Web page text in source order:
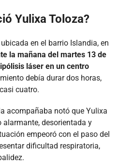
Yulixa Toloza?
en el barrio Islandia, en
la mañana del martes 13 de
láser en un centro
debía durar dos horas,
cuatro.
acompañaba notó que Yulixa
alarmante, desorientada y
empeoró con el paso del
dificultad respiratoria,